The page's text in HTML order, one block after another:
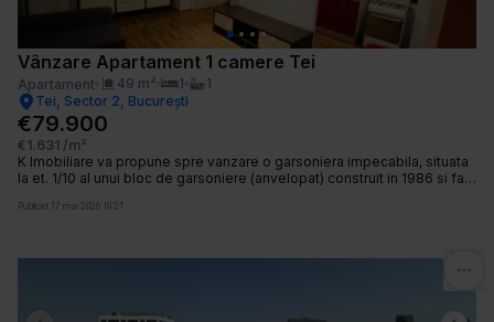
Vânzare Apartament 1 camere Tei
Apartament 49 m² 1
1
Tei, Sector 2, București
€79.900
€1.631 /m²
K Imobiliare va propune spre vanzare o garsoniera impecabila, situata
la et. 1/10 al unui bloc de garsoniere (anvelopat) construit in 1986 si fara
electrice noi, gresie, faianta, parchet, usa metalica, termopan, balcon
usor negociabil.
Publicat 17 mai 2026 19:21